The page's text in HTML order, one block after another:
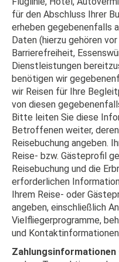
für den Abschluss Ihrer
erheben gegebenenfalls
Daten (hierzu gehören
Barrierefreiheit,
Dienstleistungen
benötigen wir
wir Reisen für Ihre
von diesen
Bitte leiten Sie diese
Betroffenen weiter,
Reisebuchung angeben.
Reise- bzw. Gästeprofil
Reisebuchung und die
erforderlichen
Ihrem Reise- oder
angeben, einschließlich
Vielfliegerprogramme,
und
Zahlungsinformationen